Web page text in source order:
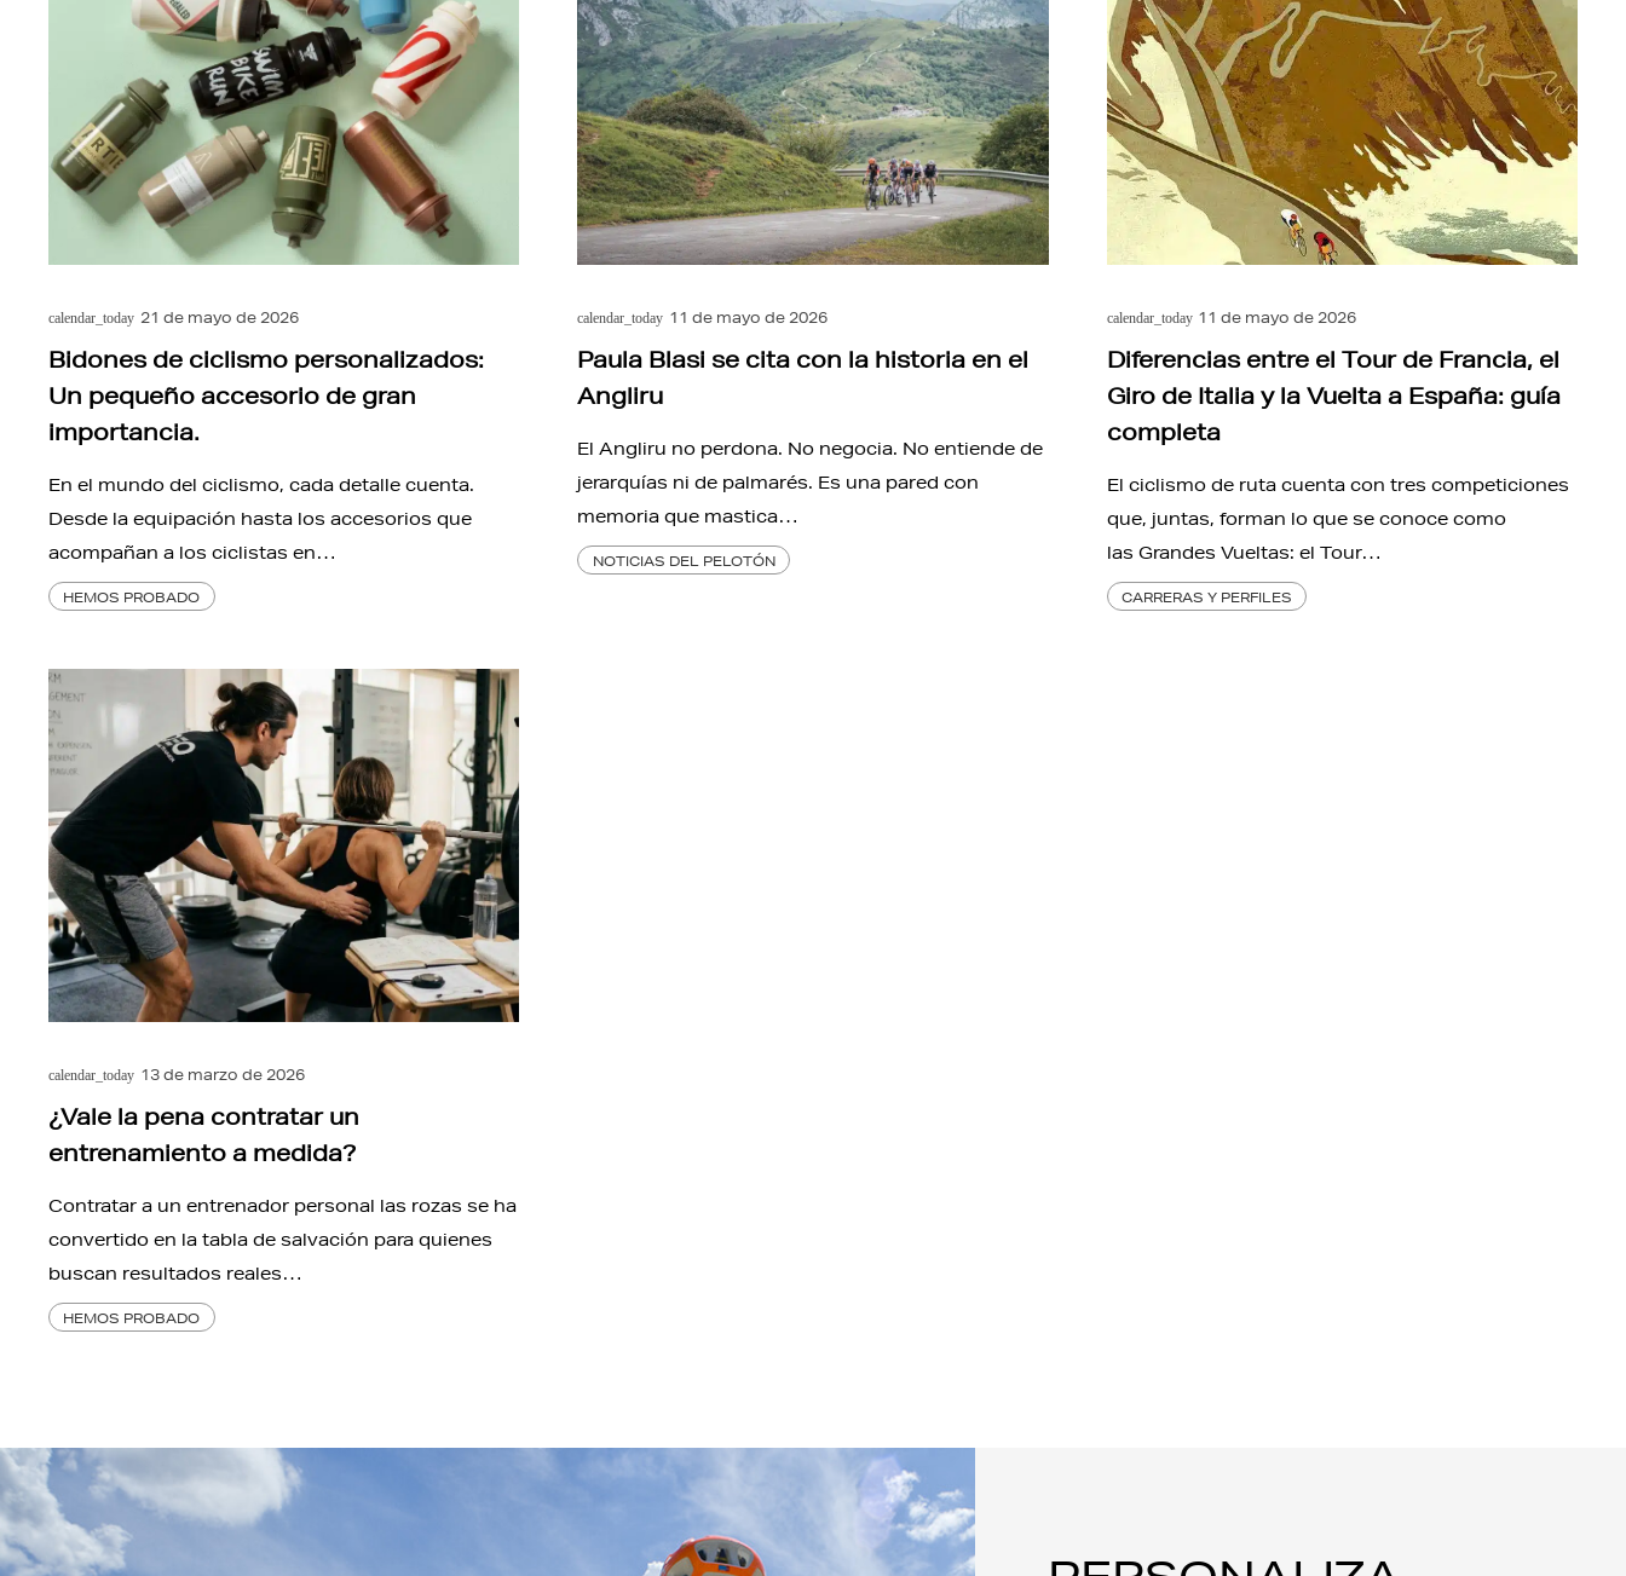
calendar_today 21 de mayo de 2026
Bidones de ciclismo personalizados:
Un pequeño accesorio de gran
importancia.
En el mundo del ciclismo, cada detalle cuenta.
Desde la equipación hasta los accesorios que
acompañan a los ciclistas en…
HEMOS PROBADO
calendar_today 11 de mayo de 2026
Paula Blasi se cita con la historia en el
Angliru
El Angliru no perdona. No negocia. No entiende de
jerarquías ni de palmarés. Es una pared con
memoria que mastica…
NOTICIAS DEL PELOTÓN
calendar_today 11 de mayo de 2026
Diferencias entre el Tour de Francia, el
Giro de Italia y la Vuelta a España: guía
completa
El ciclismo de ruta cuenta con tres competiciones
que, juntas, forman lo que se conoce como
las Grandes Vueltas: el Tour…
CARRERAS Y PERFILES
calendar_today 13 de marzo de 2026
¿Vale la pena contratar un
entrenamiento a medida?
Contratar a un entrenador personal las rozas se ha
convertido en la tabla de salvación para quienes
buscan resultados reales…
HEMOS PROBADO